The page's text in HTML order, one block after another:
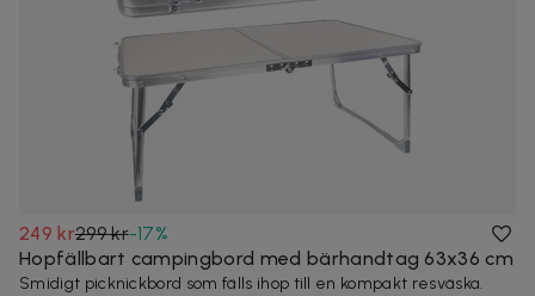
249 kr299 kr-17%
Hopfällbart campingbord med bärhandtag 63x36 cm
Smidigt picknickbord som fälls ihop till en kompakt resväska.